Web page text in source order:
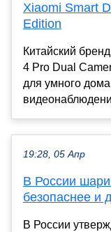
Xiaomi Smart
Edition
Китайский
4 Pro Dual
для умного
19:28, 05 Апр
В России
безопаснее и
В России